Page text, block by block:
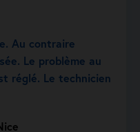
Au contraire
Le problème au
réglé. Le technicien